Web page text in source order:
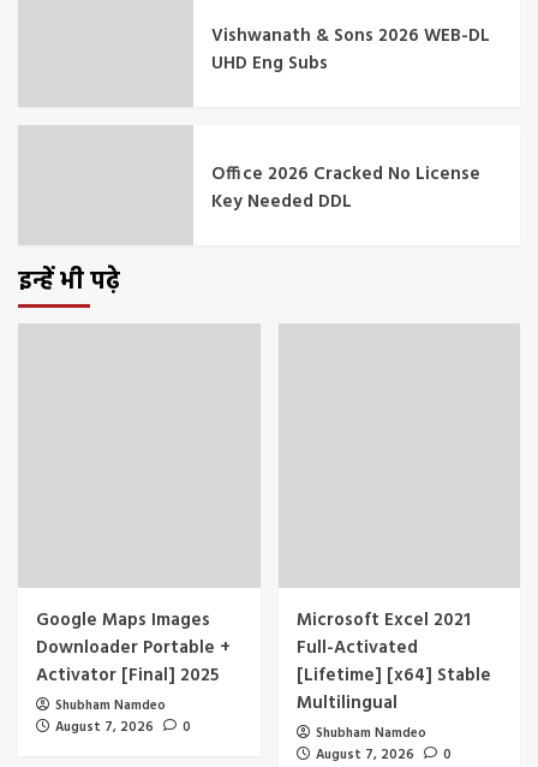
Vishwanath & Sons 2026 WEB-DL
UHD Eng Subs
Office 2026 Cracked No License
Key Needed DDL
इन्हें भी पढ़े
Google Maps Images
Downloader Portable +
Activator [Final] 2025
Shubham Namdeo
August 7, 2026
0
Microsoft Excel 2021
Full-Activated
[Lifetime] [x64] Stable
Multilingual
Shubham Namdeo
August 7, 2026
0